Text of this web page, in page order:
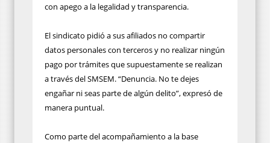
con apego a la legalidad y transparencia.
El sindicato pidió a sus afiliados no compartir
datos personales con terceros y no realizar ningún
pago por trámites que supuestamente se realizan
a través del SMSEM. “Denuncia. No te dejes
engañar ni seas parte de algún delito”, expresó de
manera puntual.
Como parte del acompañamiento a la base